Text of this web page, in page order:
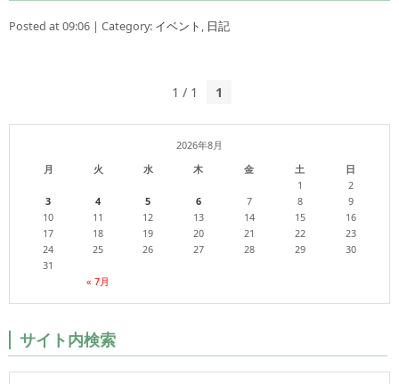
Posted at 09:06 | Category: イベント , 日記
1 / 1 1
2026年8月
月
火 水 木 金 土 日
« 7月
1
2
3
4 5 6 7 8
9
10
11 12 13 14 15
16
17
18 19 20 21 22
23
24
25 26 27 28 29
30
31
サイト内検索